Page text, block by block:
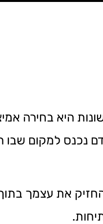
היא בחירה
נכנס למקום שבו
את עצמך